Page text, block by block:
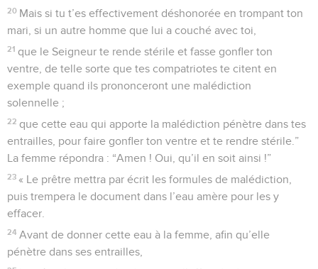
20 Mais si tu t’es effectivement déshonorée en trompant ton
mari, si un autre homme que lui a couché avec toi,
21 que le Seigneur te rende stérile et fasse gonfler ton
ventre, de telle sorte que tes compatriotes te citent en
exemple quand ils prononceront une malédiction
solennelle ;
22 que cette eau qui apporte la malédiction pénètre dans tes
entrailles, pour faire gonfler ton ventre et te rendre stérile.”
La femme répondra : “Amen ! Oui, qu’il en soit ainsi !”
23 « Le prêtre mettra par écrit les formules de malédiction,
puis trempera le document dans l’eau amère pour les y
effacer.
24 Avant de donner cette eau à la femme, afin qu’elle
pénètre dans ses entrailles,